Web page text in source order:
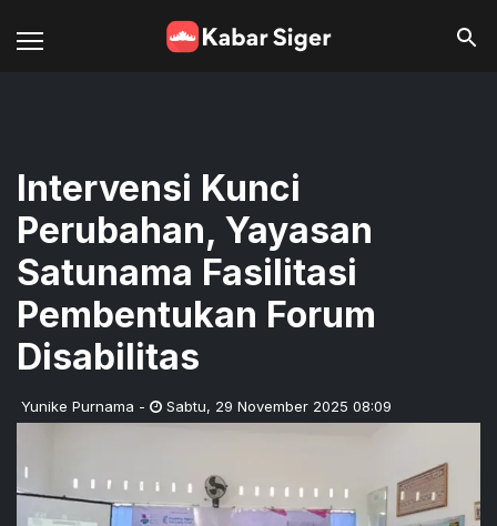
Intervensi Kunci
Perubahan, Yayasan
Satunama Fasilitasi
Pembentukan Forum
Disabilitas
Yunike Purnama - Sabtu, 29 November 2025 08:09